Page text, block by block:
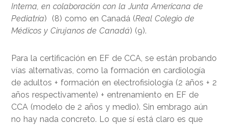
Interna, en colaboración con la Junta Americana de
Pediatría) (8) como en Canadá (Real Colegio de
Médicos y Cirujanos de Canadá) (9).
Para la certificación en EF de CCA, se están probando
vías alternativas, como la formación en cardiología
de adultos + formación en electrofisiología (2 años + 2
años respectivamente) + entrenamiento en EF de
CCA (modelo de 2 años y medio). Sin embrago aún
no hay nada concreto. Lo que sí está claro es que